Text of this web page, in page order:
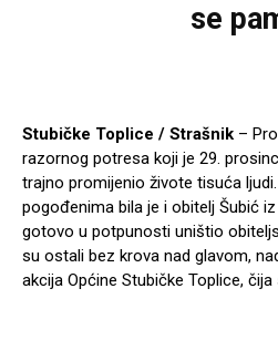
se
Stubičke Toplice / Strašnik –
razornog potresa koji je 29.
trajno promijenio živote tisuća
pogođenima bila je i obitelj Šubić
gotovo u potpunosti uništio
su ostali bez krova nad glavom,
akcija Općine Stubičke Toplice,